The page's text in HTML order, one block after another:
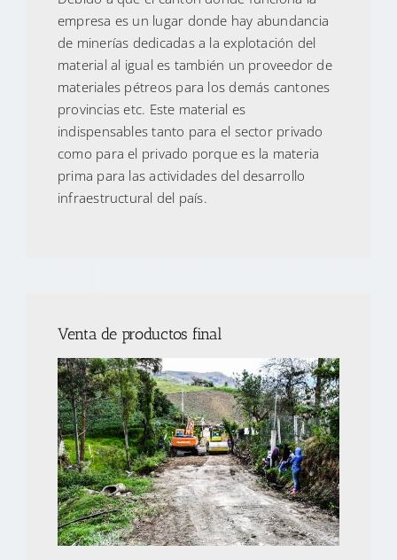
empresa es un lugar donde hay abundancia
de minerías dedicadas a la explotación del
material al igual es también un proveedor de
materiales pétreos para los demás cantones
provincias etc. Este material es
indispensables tanto para el sector privado
como para el privado porque es la materia
prima para las actividades del desarrollo
infraestructural del país.
Venta de productos final